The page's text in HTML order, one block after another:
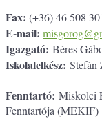
Fax: (+36) 46 508
E-mail:
Igazgató: Béres
Iskolalelkész: Stefán
Fenntartó: Miskolci
Fenntartója (MEKIF)